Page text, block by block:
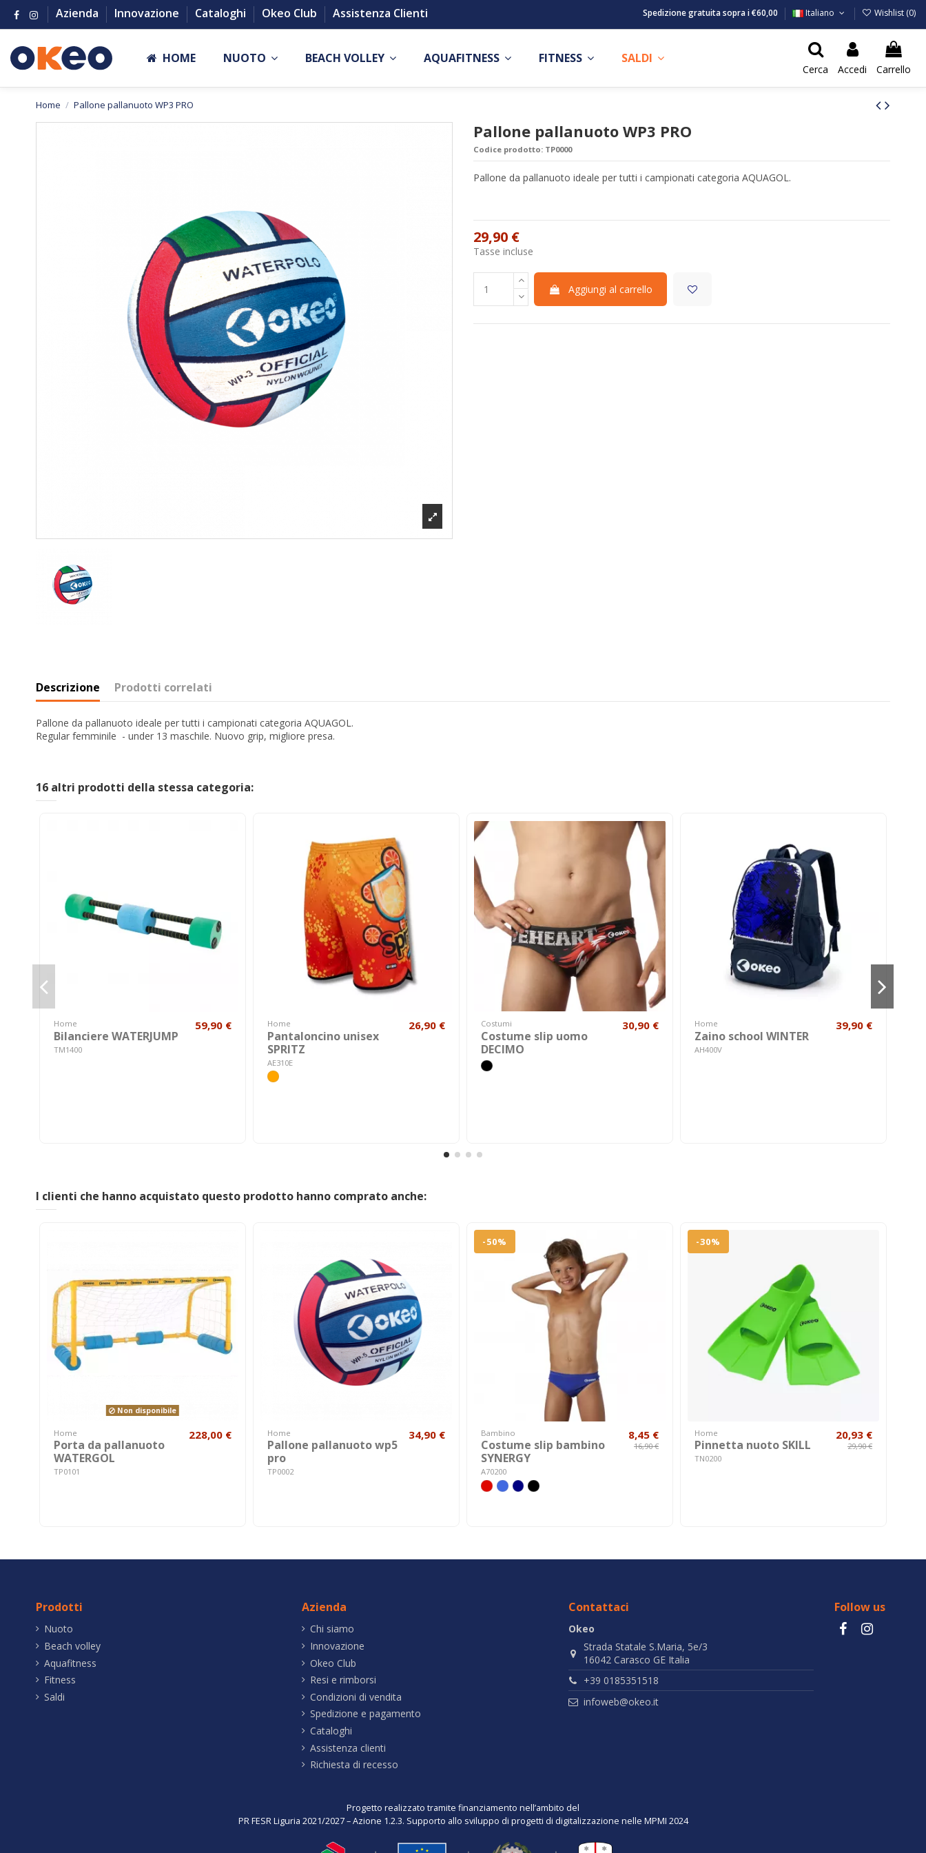
Azienda Innovazione Cataloghi Okeo Club Assistenza Clienti Spedizione gratuita sopra i €60,00 Italiano Wishlist (0)
HOME NUOTO BEACH VOLLEY AQUAFITNESS FITNESS SALDI
Cerca Accedi Carrello
Home Pallone pallanuoto WP3 PRO
Pallone pallanuoto WP3 PRO
Codice prodotto: TP0000
Pallone da pallanuoto ideale per tutti i campionati categoria AQUAGOL.
29,90 €
Tasse incluse
Aggiungi al carrello
Descrizione Prodotti correlati
Pallone da pallanuoto ideale per tutti i campionati categoria AQUAGOL.
Regular femminile - under 13 maschile. Nuovo grip, migliore presa.
16 altri prodotti della stessa categoria:
Home
Bilanciere WATERJUMP
TM1400
59,90 € Home
Pantaloncino unisex
SPRITZ
AE310E
26,90 € Costumi
Costume slip uomo
DECIMO
30,90 € Home
Zaino school WINTER
AH400V
39,90 €
I clienti che hanno acquistato questo prodotto hanno comprato anche:
Non disponibile
Home
Porta da pallanuoto
WATERGOL
TP0101
228,00 € Home
Pallone pallanuoto wp5
pro
TP0002
34,90 €
-50%
Bambino
Costume slip bambino
SYNERGY
A70200
8,45 €
16,90 €
-30%
Home
Pinnetta nuoto SKILL
TN0200
20,93 €
29,90 €
Prodotti
Nuoto
Beach volley
Aquafitness
Fitness
Saldi
Azienda
Chi siamo
Innovazione
Okeo Club
Resi e rimborsi
Condizioni di vendita
Spedizione e pagamento
Cataloghi
Assistenza clienti
Richiesta di recesso
Contattaci
Okeo
Strada Statale S.Maria, 5e/3
16042 Carasco GE Italia
+39 0185351518
infoweb@okeo.it
Follow us
Progetto realizzato tramite finanziamento nell’ambito del
PR FESR Liguria 2021/2027 – Azione 1.2.3. Supporto allo sviluppo di progetti di digitalizzazione nelle MPMI 2024